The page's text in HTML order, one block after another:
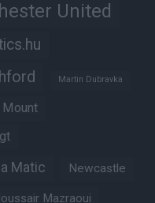
United
Martin Dubravka
Mount
Matic Newcastle
Mazraoui